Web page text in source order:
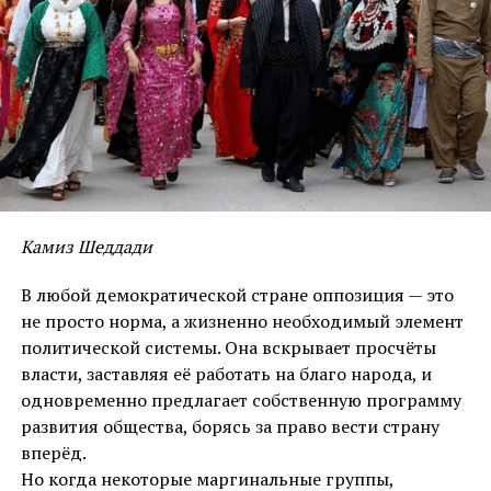
Да, хочу ещё вот что сказать: это будет очень
непростое чтение. Потому что это архисерьёзная
научная работа с привлечением огромного
исследовательского материала, множества научных
источников, фактов доказанных, литературы
убедительной с именами, датами и событиями.
Чтение потребует вдумчивости, размышлений и
осмыслений. Читать её надо обязательно «с
книга станет открытием. Но именно с этой целью
она и писалась, собирался воедино уникальнейший
материал.
Чем ценна эта работа?
Настоящее исследование представляет собой
систематизированный анализ ключевых аспектов
курдской истории, основанный на проверенных
фактах и использовании аутентичных
Камиз Шеддади
В любой демократической стране оппозиция — это
не просто норма, а жизненно необходимый элемент
политической системы. Она вскрывает просчёты
власти, заставляя её работать на благо народа, и
одновременно предлагает собственную программу
развития общества, борясь за право вести страну
вперёд.
Но когда некоторые маргинальные группы,